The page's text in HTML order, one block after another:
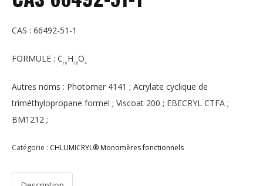
CAS : 66492-51-1
FORMULE : C10 H16O4
Autres noms : Photomer 4141 ; Acrylate cyclique de
triméthylopropane formel ; Viscoat 200 ; EBECRYL CTFA ;
BM1212 ;
Catégorie : CHLUMICRYL® Monomères fonctionnels